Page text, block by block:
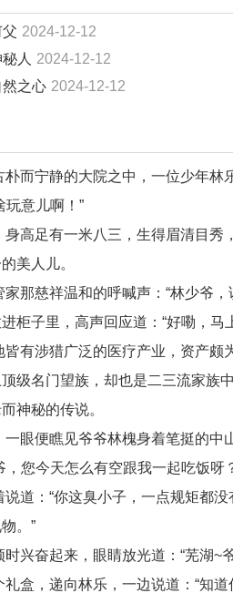
2024-12-12
人 2024-12-12
之心 2024-12-12
朴而宁静的大院之中，一位少年
玩意儿啊！”
高足有一米八三，生得眉清目秀
美人儿。
那慈祥温和的呼喊声：“林少爷
柜子里，高声回应道：“好嘞，马
有涉猎广泛的医疗产业，资产
级名门望族，却也是二三流家族
神秘的传说。
眼便瞧见爷爷林槐身着笔挺的
，您今天怎么有空跟我一起吃饭呀
道：“你这臭小子，一点规矩都
。”
兴奋起来，眼睛放光道：“芜湖~
盒，递向林乐，一边说道：“知